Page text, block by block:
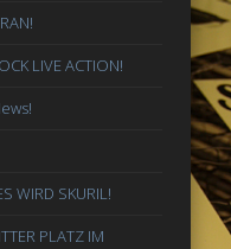
LIVE ACTION!
WIRD SKURIL!
PLATZ IM